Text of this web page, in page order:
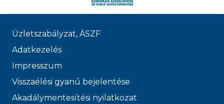
szakmai tudásommal szinkronban vannak,
magam, mikor az aktuális munkavégzésre
Üzletszabályzat, ÁSZF
Adatkezelés
Impresszum
Visszaélési gyanú bejelentése
Akadálymentesítési nyilatkozat